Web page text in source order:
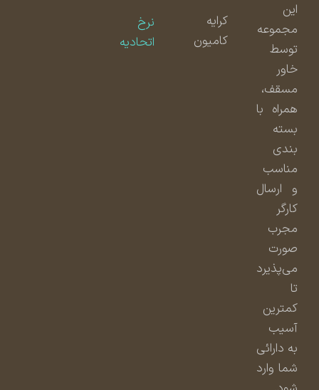
مجموعه
توسط
مسقف،
همراه با
بسته
بندی
مناسب
و ارسال
مجرب
صورت
می‌پذیرد
کمترین
آسیب
به دارائی
شما وارد
کامیون
اتحادیه